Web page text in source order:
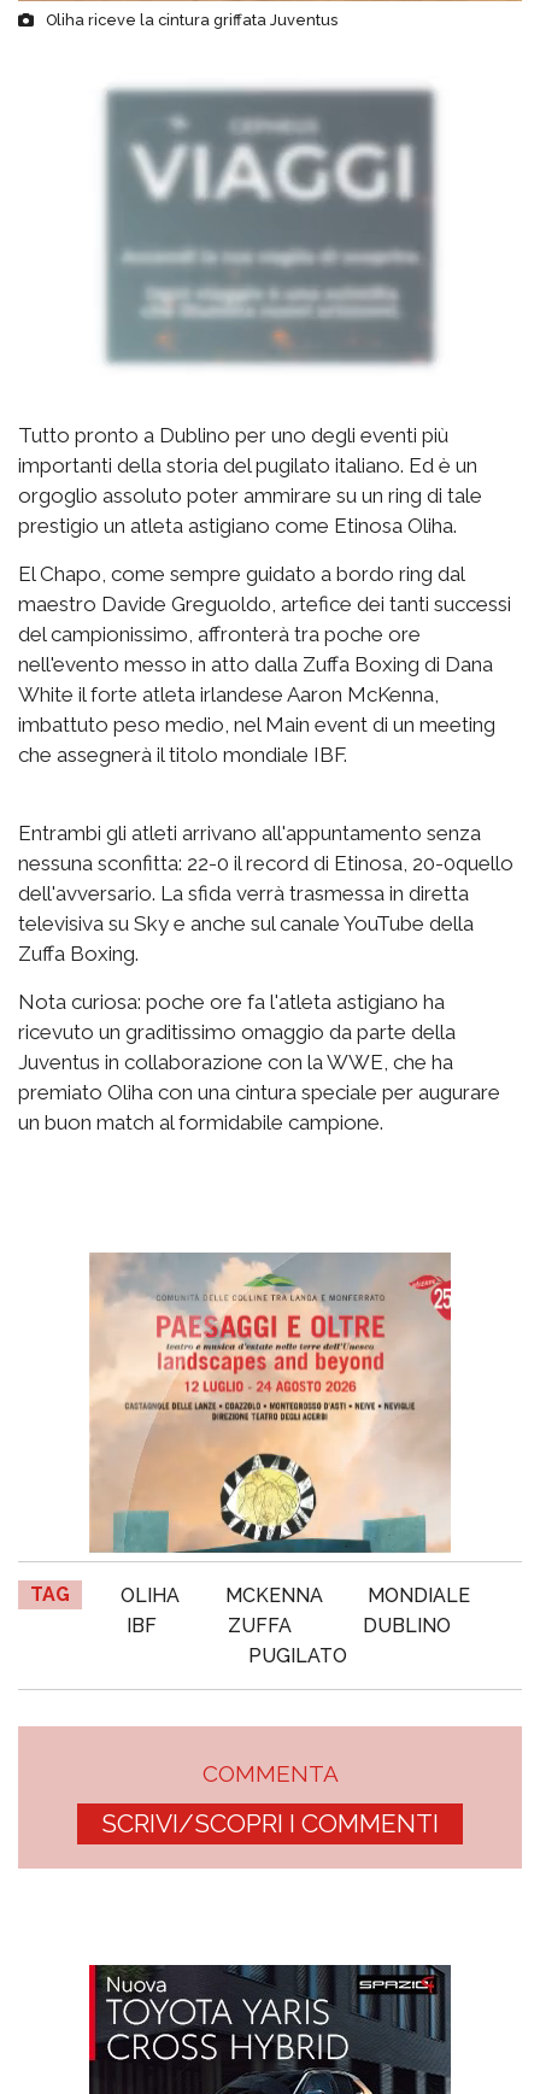
Oliha riceve la cintura griffata Juventus
Tutto pronto a Dublino per uno degli eventi più
importanti della storia del pugilato italiano. Ed è un
orgoglio assoluto poter ammirare su un ring di tale
prestigio un atleta astigiano come Etinosa Oliha.
El Chapo, come sempre guidato a bordo ring dal
maestro Davide Greguoldo, artefice dei tanti successi
del campionissimo, affronterà tra poche ore
nell'evento messo in atto dalla Zuffa Boxing di Dana
White il forte atleta irlandese Aaron McKenna,
imbattuto peso medio, nel Main event di un meeting
che assegnerà il titolo mondiale IBF.
Entrambi gli atleti arrivano all'appuntamento senza
nessuna sconfitta: 22-0 il record di Etinosa, 20-0quello
dell'avversario. La sfida verrà trasmessa in diretta
televisiva su Sky e anche sul canale YouTube della
Zuffa Boxing.
Nota curiosa: poche ore fa l'atleta astigiano ha
ricevuto un graditissimo omaggio da parte della
Juventus in collaborazione con la WWE, che ha
premiato Oliha con una cintura speciale per augurare
un buon match al formidabile campione.
TAG OLIHA MCKENNA
MONDIALE
IBF
ZUFFA
DUBLINO
PUGILATO
COMMENTA
SCRIVI/SCOPRI I COMMENTI